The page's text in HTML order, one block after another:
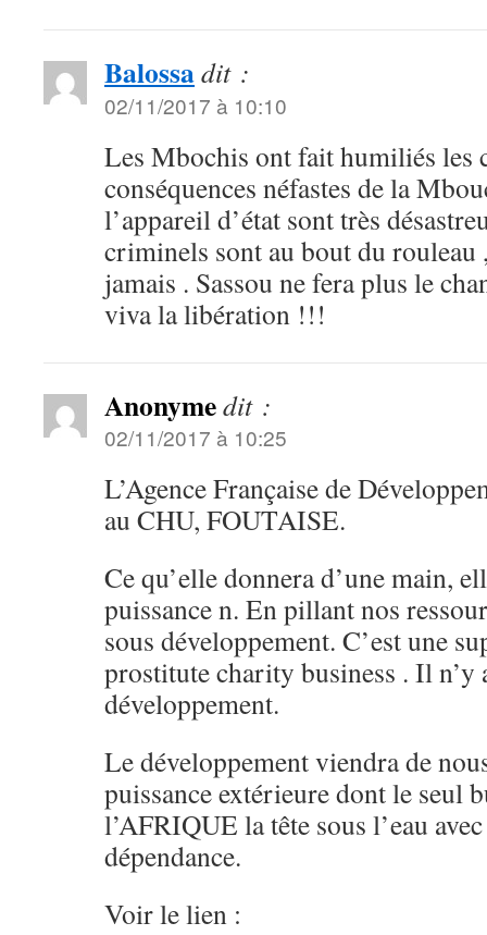
Balossadit :
02/11/2017 à 10:10
Les Mbochis ont fait humiliés les
conséquences néfastes de la
l’appareil d’état sont très
criminels sont au bout du rouleau
jamais . Sassou ne fera plus le
viva la libération !!!
Anonymedit :
02/11/2017 à 10:25
L’Agence Française de
au CHU, FOUTAISE.
Ce qu’elle donnera d’une main,
puissance n. En pillant nos
sous développement. C’est une
prostitute charity business . Il n’y
développement.
Le développement viendra de
puissance extérieure dont le seul
l’AFRIQUE la tête sous l’eau
dépendance.
Voir le lien :